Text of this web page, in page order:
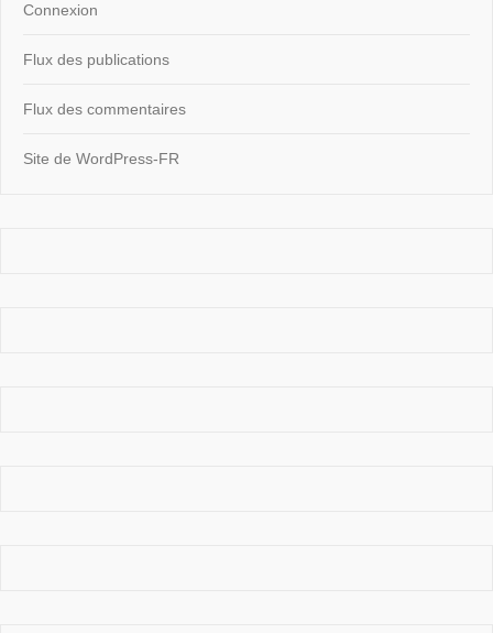
Connexion
Flux des publications
Flux des commentaires
Site de WordPress-FR